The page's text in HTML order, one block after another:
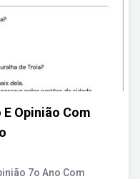
Opinião Com
7o Ano Com